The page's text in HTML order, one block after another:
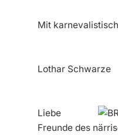
Mit
Lothar Schwarze
Liebe
Freunde des